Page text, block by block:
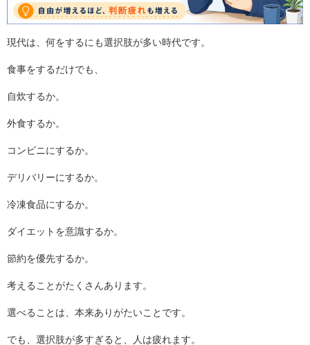
現代は、何をするにも選択肢が多い時代です。
食事をするだけでも、
自炊するか。
外食するか。
コンビニにするか。
デリバリーにするか。
冷凍食品にするか。
ダイエットを意識するか。
節約を優先するか。
考えることがたくさんあります。
選べることは、本来ありがたいことです。
でも、選択肢が多すぎると、人は疲れます。